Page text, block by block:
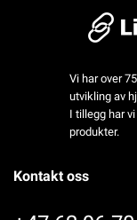
Vi har over
utvikling av
I tillegg har
produkter.
Kontakt oss